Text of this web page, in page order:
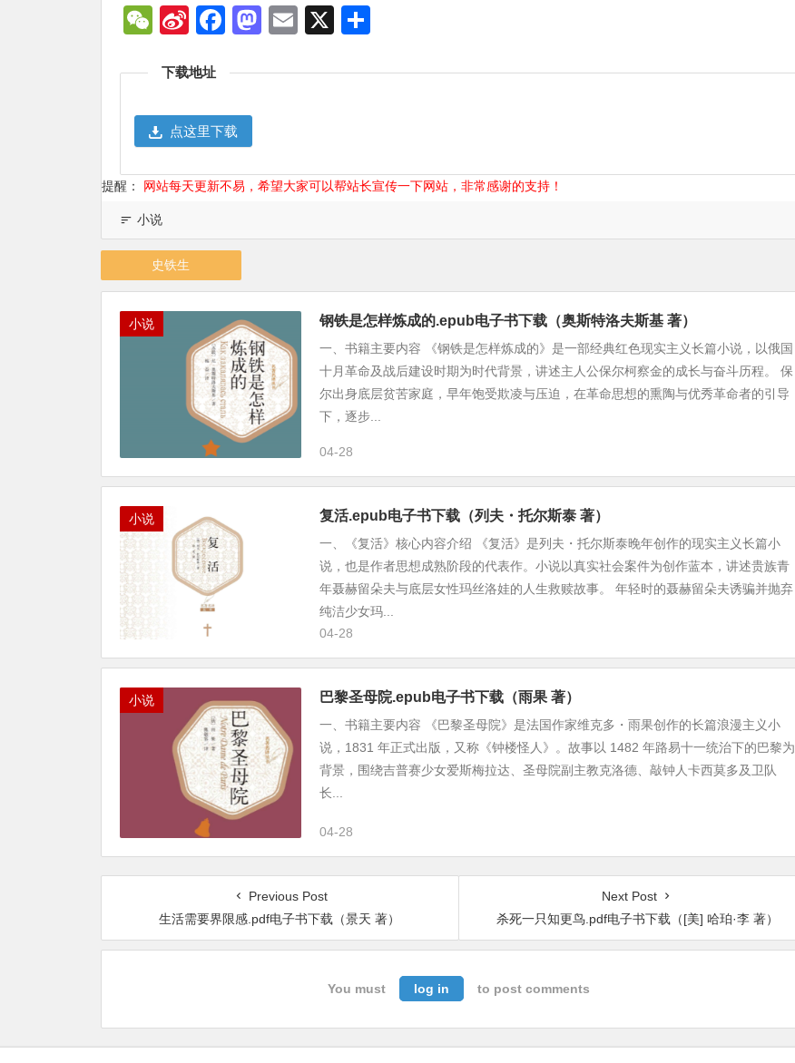
WeChat
SinaFacebook
Mastodon
Email
X
下载地址
点这里下载
提醒： 网站每天更新不易，希望大家可以帮站长宣传一下网站，非常感谢的支持！
小说
史铁生
小说 钢铁是怎样炼成的.epub电子书下载（奥斯特洛夫斯基 著）
一、书籍主要内容 《钢铁是怎样炼成的》是一部经典红色现实主义长篇小说，以俄国
十月革命及战后建设时期为时代背景，讲述主人公保尔柯察金的成长与奋斗历程。 保
尔出身底层贫苦家庭，早年饱受欺凌与压迫，在革命思想的熏陶与优秀革命者的引导
下，逐步...
04-28
小说 复活.epub电子书下载（列夫・托尔斯泰 著）
一、《复活》核心内容介绍 《复活》是列夫・托尔斯泰晚年创作的现实主义长篇小
说，也是作者思想成熟阶段的代表作。小说以真实社会案件为创作蓝本，讲述贵族青
年聂赫留朵夫与底层女性玛丝洛娃的人生救赎故事。 年轻时的聂赫留朵夫诱骗并抛弃
纯洁少女玛...
04-28
小说 巴黎圣母院.epub电子书下载（雨果 著）
一、书籍主要内容 《巴黎圣母院》是法国作家维克多・雨果创作的长篇浪漫主义小
说，1831 年正式出版，又称《钟楼怪人》。故事以 1482 年路易十一统治下的巴黎为
背景，围绕吉普赛少女爱斯梅拉达、圣母院副主教克洛德、敲钟人卡西莫多及卫队
长...
04-28
Previous Post
生活需要界限感.pdf电子书下载（景天 著）
Next Post
杀死一只知更鸟.pdf电子书下载（[美] 哈珀·李 著）
You must log in to post comments